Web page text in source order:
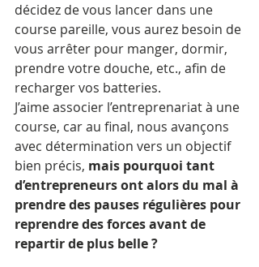
décidez de vous lancer dans une
course pareille, vous aurez besoin de
vous arrêter pour manger, dormir,
prendre votre douche, etc., afin de
recharger vos batteries.
J’aime associer l’entreprenariat à une
course, car au final, nous avançons
avec détermination vers un objectif
bien précis, mais pourquoi tant
d’entrepreneurs ont alors du mal à
prendre des pauses régulières pour
reprendre des forces avant de
repartir de plus belle ?